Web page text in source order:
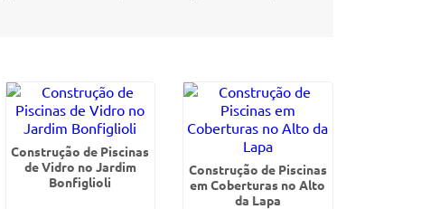
Construção de Piscinas
de Vidro no Jardim
Bonfiglioli
Construção de Piscinas
em Coberturas no Alto
da Lapa